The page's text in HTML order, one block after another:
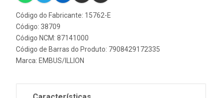
Código do Fabricante: 15762-E
Código: 38709
Código NCM: 87141000
Código de Barras do Produto: 7908429172335
Marca: EMBUS/ILLION